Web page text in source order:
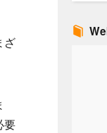
ざ
要